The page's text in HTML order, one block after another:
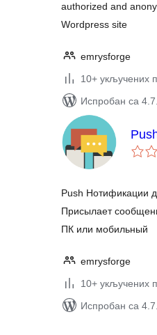
authorized and
Wordpress site
emrysforge
10+ укључених
Испробан са
Push Нотификации
Присылает
ПК или мобильный
emrysforge
10+ укључених
Испробан са